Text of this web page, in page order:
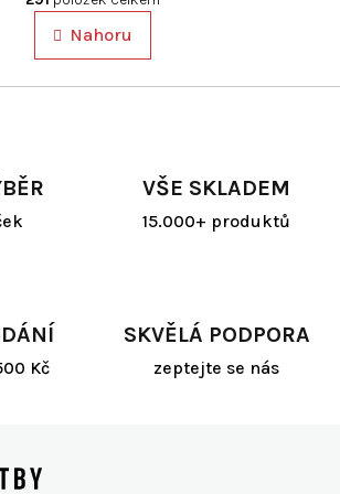
á
d
a
n
k
o
á
Nahoru
VŠE SKLADEM
15.000+ produktů
Kč
SKVĚLÁ PODPORA
zeptejte se nás